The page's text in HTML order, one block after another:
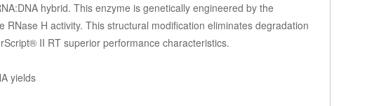
hybrid. This enzyme is genetically engineered by the
H activity. This structural modification eliminates degradation
II RT superior performance characteristics.
yields